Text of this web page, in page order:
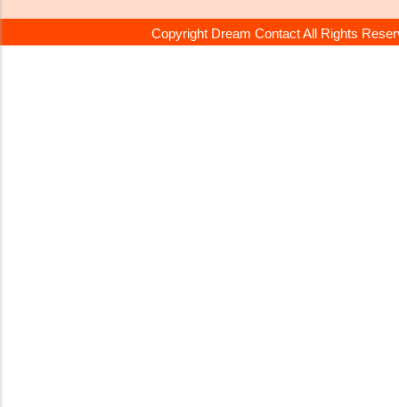
Copyright Dream Contact All Rights